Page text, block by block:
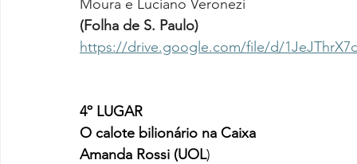
Moura e Luciano Veronezi
(Folha de S. Paulo)
https://drive.google.com/file/d/
4º LUGAR
O calote bilionário na Caixa
Amanda Rossi (UOL)